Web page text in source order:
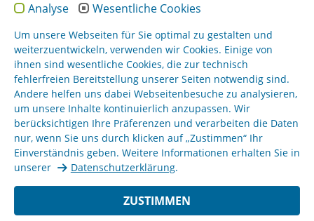
Instagram
Sitemap
Impressum
AGB
Datenschutz
Analyse Wesentliche Cookies
Um unsere Webseiten für Sie optimal zu gestalten und
weiterzuentwickeln, verwenden wir Cookies. Einige von
ihnen sind wesentliche Cookies, die zur technisch
fehlerfreien Bereitstellung unserer Seiten notwendig sind.
Andere helfen uns dabei Webseitenbesuche zu analysieren,
um unsere Inhalte kontinuierlich anzupassen. Wir
berücksichtigen Ihre Präferenzen und verarbeiten die Daten
nur, wenn Sie uns durch klicken auf „Zustimmen“ Ihr
Einverständnis geben. Weitere Informationen erhalten Sie in
unserer
Datenschutzerklärung.
ZUSTIMMEN